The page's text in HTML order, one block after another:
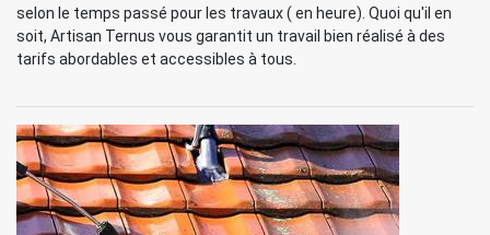
selon le temps passé pour les travaux ( en heure). Quoi qu'il en
soit, Artisan Ternus vous garantit un travail bien réalisé à des
tarifs abordables et accessibles à tous.